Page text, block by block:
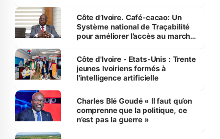
Côte d’Ivoire. Café-cacao: Un
Système national de Traçabilité
pour améliorer l’accès au marché
Côte d'Ivoire - Etats-Unis : Trente
jeunes Ivoiriens formés à
l'intelligence artificielle
Charles Blé Goudé « Il faut qu’on
comprenne que la politique, ce
n’est pas la guerre »